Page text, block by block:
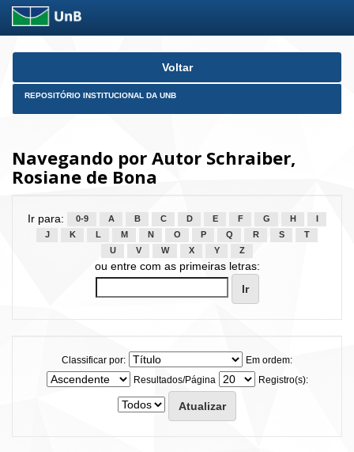
Skip
Voltar
REPOSITÓRIO INSTITUCIONAL DA UNB
Navegando por Autor Schraiber,
Rosiane de Bona
Ir para: 0-9 A B C D E F G H
J
K L M N O P Q R S
T
U
V W X Y Z
ou entre com as primeiras letras:
Classificar por:
Em ordem:
Resultados/Página
Registro(s):